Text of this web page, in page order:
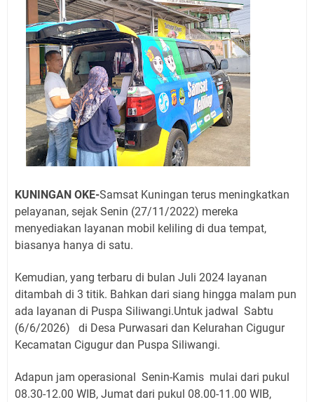
12 Ribu Liter
Uniku Jadi Tuan Rumah Pendampingan Penyusunan
Dokumen SPMI
Sudahkah Kita Merdeka Dari Hawa Nafsu?
Info Sembako di Pasar Kepuh Kuningan Kamis 6
Agustus 2026, Daging Naik, Telur Turun
Agenda Kegiatan Bupati Kuningan Jumat 7 Agustus
2026 Ada Tiga, Tapi yang Bakal Dihadiri Hanya Satu
Ini Empat Lokasi Samsat Keliling Kuningan Jumat 7
Agustus 2026
KUNINGAN OKE-Samsat Kuningan terus meningkatkan
pelayanan, sejak Senin (27/11/2022) mereka
menyediakan layanan mobil keliling di dua tempat,
biasanya hanya di satu.
Kemudian, yang terbaru di bulan Juli 2024 layanan
ditambah di 3 titik. Bahkan dari siang hingga malam pun
ada layanan di Puspa Siliwangi.Untuk jadwal Sabtu
(6/6/2026) di Desa Purwasari dan Kelurahan Cigugur
Kecamatan Cigugur dan Puspa Siliwangi.
Adapun jam operasional Senin-Kamis mulai dari pukul
08.30-12.00 WIB, Jumat dari pukul 08.00-11.00 WIB,